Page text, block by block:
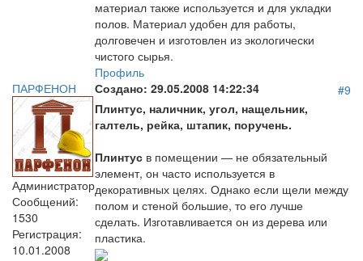
материал также используется и для укладки
полов. Материал удобен для работы,
долговечен и изготовлен из экологически
чистого сырья.
Профиль
ПАРФЕНОН
Администратор
Сообщений:
1530
Регистрация:
10.01.2008
Создано: 29.05.2008 14:22:34
#9
Плинтус, наличник, угол, нащельник,
галтель, рейка, штапик, поручень.
Плинтус в помещении — не обязательный
элемент, он часто используется в
декоративных целях. Однако если щели между
полом и стеной большие, то его лучше
сделать. Изготавливается он из дерева или
пластика.